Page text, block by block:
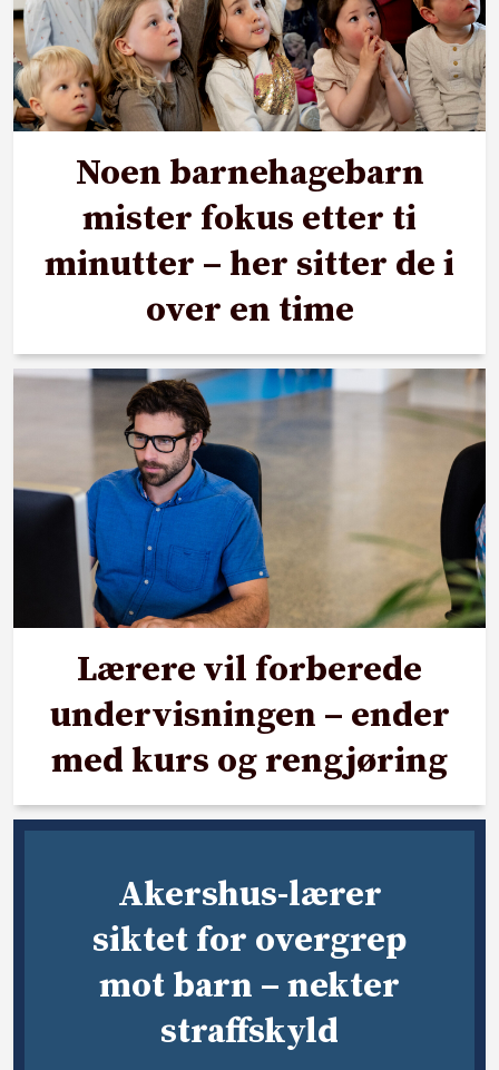
Noen barnehagebarn
mister fokus etter ti
minutter – her sitter de i
over en time
Lærere vil forberede
undervisningen – ender
med kurs og rengjøring
Akershus-lærer
siktet for overgrep
mot barn – nekter
straffskyld